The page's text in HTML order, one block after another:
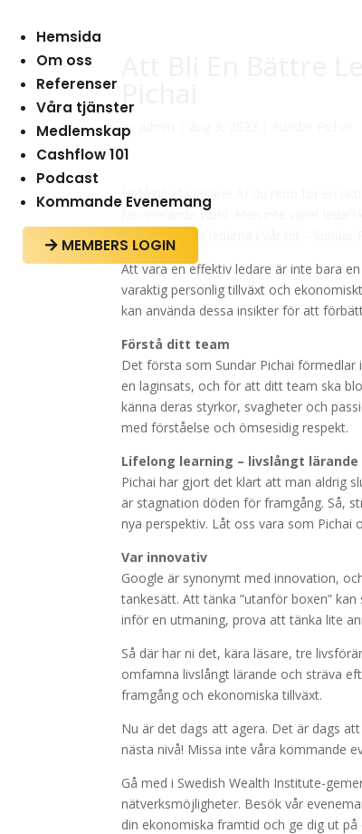
Hemsida
Om oss
Referenser
Våra tjänster
Medlemskap
Cashflow 101
Podcast
Kommande Evenemang
 MEMBERS LOGIN
av
Hallå till alla läsare! Är du redo för en
fascinerande värld. Men inte vilket
framgångsrika ledarna i vår tid – Sundar
Att vara en effektiv ledare är inte bara
varaktig personlig tillväxt och
kan använda dessa insikter för att
Förstå ditt team
Det första som Sundar Pichai
en laginsats, och för att ditt team ska
känna deras styrkor, svagheter och
med förståelse och ömsesidig respekt.
Lifelong learning – livslångt lärande
Pichai har gjort det klart att man aldrig
är stagnation döden för framgång. Så,
nya perspektiv. Låt oss vara som Pichai
Var innovativ
Google är synonymt med innovation,
tankesätt. Att tänka ”utanför boxen”
inför en utmaning, prova att tänka lite
Så där har ni det, kära läsare, tre
omfamna livslångt lärande och sträva
framgång och ekonomiska tillväxt.
Nu är det dags att agera. Det är dags
nästa nivå! Missa inte våra kommande
Gå med i Swedish Wealth Institute-
nätverksmöjligheter. Besök vår
din ekonomiska framtid och ge dig ut